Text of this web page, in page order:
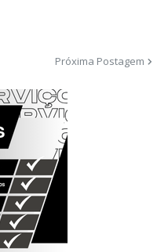
Próxima Postagem